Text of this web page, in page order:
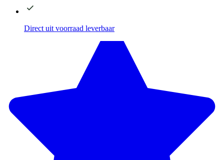
Direct uit voorraad leverbaar